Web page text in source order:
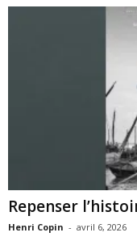
Repenser
Henri Copin - avril 6, 2026